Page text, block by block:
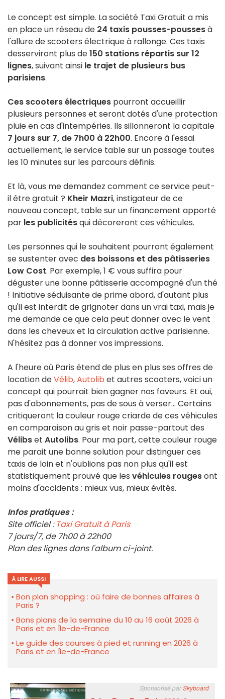
Le concept est simple. La société Taxi Gratuit a mis
en place un réseau de 24 taxis pousses-poussesà
l'allure de scooters électrique à rallonge. Ces taxis
desserviront plus de150 stations répartis sur 12
lignes, suivant ainsi le trajet de plusieurs bus
parisiens.
Ces scooters électriques pourront accueillir
plusieurs personnes et seront dotés d'une protection
pluie en cas d'intempéries. Ils sillonneront la capitale
7 jours sur 7, de 7h00 à 22h00. Encore à l'essai
actuellement, le service table sur un passage toutes
les 10 minutes sur les parcours définis.
Et là, vous me demandez comment ce service peut-
il être gratuit ? Kheir Mazri, instigateur de ce
nouveau concept, table sur un financement apporté
par les publicitésqui décoreront ces véhicules.
Les personnes qui le souhaitent pourront également
se sustenter avec des boissons et des pâtisseries
Low Cost. Par exemple, 1 € vous suffira pour
déguster une bonne pâtisserie accompagné d'un thé
! Initiative séduisante de prime abord, d'autant plus
qu'il est interdit de grignoter dans un vrai taxi, mais je
me demande ce que cela peut donner avec le vent
dans les cheveux et la circulation active parisienne.
N'hésitez pas à donner vos impressions.
A l'heure où Paris étend de plus en plus ses offres de
location deVélib,Autolib et autres scooters, voici un
concept qui pourrait bien gagner nos faveurs. Et oui,
pas d'abonnements, pas de sous à verser... Certains
critiqueront la couleur rouge criarde de ces véhicules
en comparaison au gris et noir passe-partout des
Vélibset Autolibs. Pour ma part, cette couleur rouge
me parait une bonne solution pour distinguer ces
taxis de loin et n'oublions pas non plus qu'il est
statistiquement prouvé que les véhicules rougesont
moins d'accidents : mieux vus, mieux évités.
Infos pratiques :
Site officiel : Taxi Gratuit à Paris
7 jours/7, de 7h00 à 22h00
Plan des lignes dans l'album ci-joint.
À LIRE AUSSI
Bon plan shopping : où faire de bonnes affaires à
Paris ?
Bons plans de la semaine du 10 au 16 août 2026 à
Paris et en Île-de-France
Le guide des courses à pied et running en 2026 à
Paris et en Île-de-France